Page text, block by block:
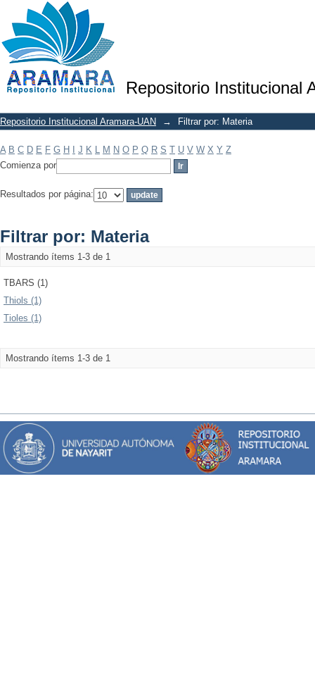
Repositorio Institucional
Filtrar por: Materia
Repositorio Institucional Aramara-UAN → Filtrar por: Materia
A B C D E F G H J K L M N O P Q R S T U V W X Y Z
Comienza por
Resultados por página:
Filtrar por: Materia
Mostrando ítems 1-3 de 1
TBARS (1)
Thiols (1)
Tioles (1)
Mostrando ítems 1-3 de 1